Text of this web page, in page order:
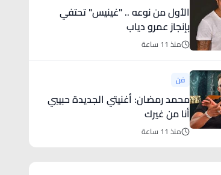
الأول من نوعه .. "غينيس" تحتفي
بإنجاز عمرو دياب
منذ 11 ساعة
فن
محمد رمضان: أغنيتي الجديدة حبيبي
أنا من غيرك
منذ 11 ساعة